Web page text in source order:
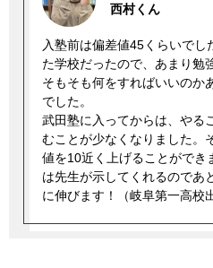
西村くん
入塾前は偏差値45くらいでし
た学校だったので、あまり勉
そもそも何をすればいいのか
でした。
武田塾に入ってからは、やる
むことが少なくなりました。
値を10近く上げることができ
は先生が示してくれるのであ
に伸びます！（岐阜第一高校